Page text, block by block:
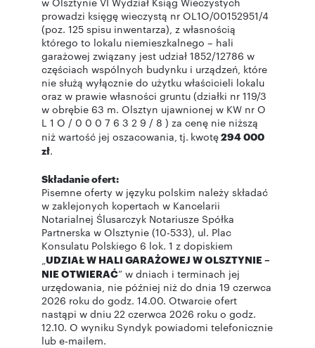
prowadzi księgę wieczystą nr OL1O/00152951/4
(poz. 125 spisu inwentarza), z własnością
którego to lokalu niemieszkalnego – hali
garażowej związany jest udział 1852/12786 w
częściach wspólnych budynku i urządzeń, które
nie służą wyłącznie do użytku właścicieli lokalu
oraz w prawie własności gruntu (działki nr 119/3
w obrębie 63 m. Olsztyn ujawnionej w KW nr O
L 1 O / 0 0 0 7 6 3 2 9 / 8 ) za cenę nie niższą
niż wartość jej oszacowania, tj. kwotę294 000
zł.
Składanie ofert:
Pisemne oferty w języku polskim należy składać
w zaklejonych kopertach w Kancelarii
Notarialnej Ślusarczyk Notariusze Spółka
Partnerska w Olsztynie (10-533), ul. Plac
Konsulatu Polskiego 6 lok. 1 z dopiskiem
„UDZIAŁ W HALI GARAŻOWEJ W OLSZTYNIE –
NIE OTWIERAĆ” w dniach i terminach jej
urzędowania, nie później niż do dnia 19 czerwca
2026 roku do godz. 14.00. Otwarcie ofert
nastąpi w dniu 22 czerwca 2026 roku o godz.
12.10. O wyniku Syndyk powiadomi telefonicznie
lub e-mailem.